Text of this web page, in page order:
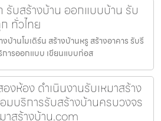
รับสร้างบ้าน ออกแบบบ้าน รับ
ทั่วไทย
บ้านโมเดิร์น สร้างบ้านหรู สร้างอาคาร รับรี
การออกแบบ เขียนแบบก่อส
งห้อง ดำเนินงานรับเหมาสร้าง
บริการรับสร้างบ้านครบวงจร
าสร้างบ้าน.com